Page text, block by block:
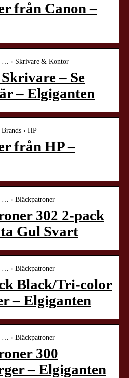
från Canon –
… › Skrivare & Kontor
– Se
– Elgiganten
› HP
från HP –
… › Bläckpatroner
302 2-pack
Gul Svart
… › Bläckpatroner
Black/Tri-color
– Elgiganten
… › Bläckpatroner
300
– Elgiganten